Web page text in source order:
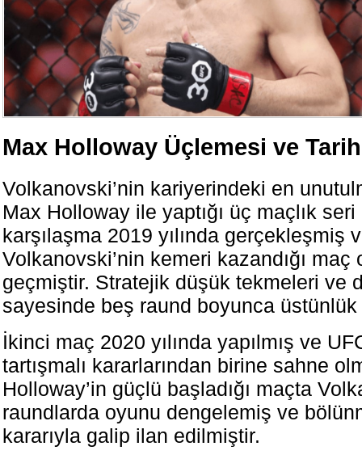
Max Holloway Üçlemesi ve
Volkanovski’nin kariyerindeki en
Max Holloway ile yaptığı üç maçlık
karşılaşma 2019 yılında gerçekleşmiş
Volkanovski’nin kemeri kazandığı maç
geçmiştir. Stratejik düşük tekmeleri ve
sayesinde beş raund boyunca
İkinci maç 2020 yılında yapılmış ve
tartışmalı kararlarından birine sahne
Holloway’in güçlü başladığı maçta
raundlarda oyunu dengelemiş ve
kararıyla galip ilan edilmiştir.